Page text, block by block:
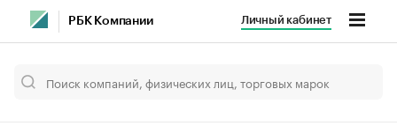
РБК Компании Личный кабинет